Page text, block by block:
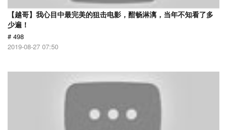
【越哥】我心目中最完美的狙击电影，酣畅淋漓，当年不知看了多
少遍！
# 498
2019-08-27 07:50